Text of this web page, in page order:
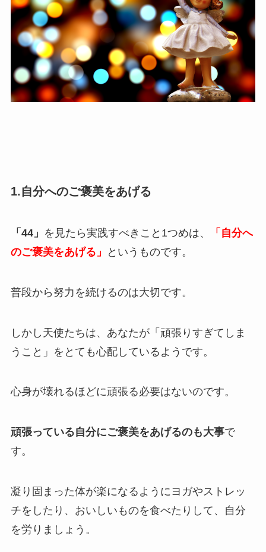
1.自分へのご褒美をあげる
「44」 を見たら実践すべきこと1つめは、
「自分へ
のご褒美をあげる」
というものです。
普段から努力を続けるのは大切です。
しかし天使たちは、あなたが「頑張りすぎてしま
うこと」をとても心配しているようです。
心身が壊れるほどに頑張る必要はないのです。
頑張っている自分にご褒美をあげるのも大事で
す。
凝り固まった体が楽になるようにヨガやストレッ
チをしたり、おいしいものを食べたりして、自分
を労りましょう。